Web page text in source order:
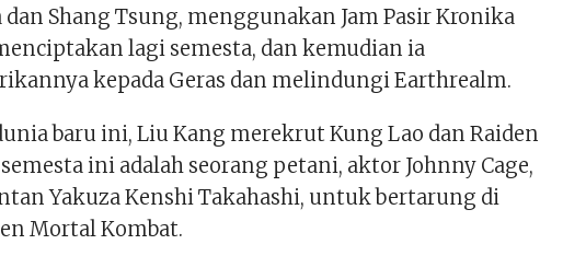
Shang Tsung, menggunakan Jam Pasir Kronika
lagi semesta, dan kemudian ia
kepada Geras dan melindungi Earthrealm.
baru ini, Liu Kang merekrut Kung Lao dan Raiden
ini adalah seorang petani, aktor Johnny Cage,
Yakuza Kenshi Takahashi, untuk bertarung di
Mortal Kombat.